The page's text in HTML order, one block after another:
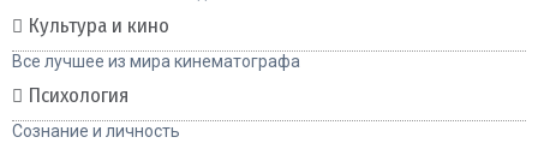
Культура и кино
Все лучшее из мира кинематографа
Психология
Сознание и личность